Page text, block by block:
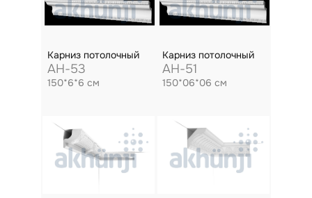
Карниз потолочный
AH-53
150*6*6 см
Карниз потолочный
AH-51
150*06*06 см